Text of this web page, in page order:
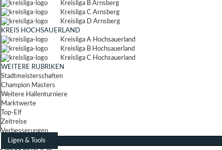
Kreisliga B Arnsberg
Kreisliga C Arnsberg
Kreisliga D Arnsberg
KREIS HOCHSAUERLAND
Kreisliga A Hochsauerland
Kreisliga B Hochsauerland
Kreisliga C Hochsauerland
WEITERE RUBRIKEN
Stadtmeisterschaften
Champion Masters
Weitere Hallenturniere
Marktwerte
Top-Elf
Zeitreise
Verbesserungen
Ligen & Tools